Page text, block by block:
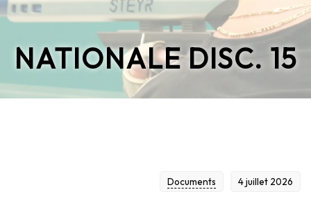
NATIONALE DISC. 15
4 juillet 2026
Documents